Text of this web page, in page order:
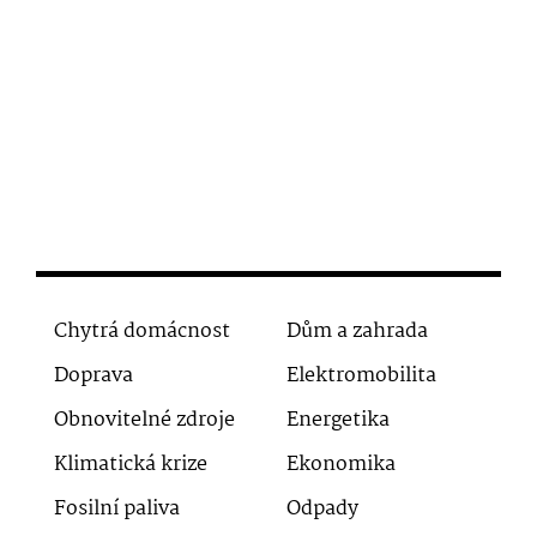
Chytrá domácnost
Dům a zahrada
Doprava
Elektromobilita
Obnovitelné zdroje
Energetika
Klimatická krize
Ekonomika
Fosilní paliva
Odpady